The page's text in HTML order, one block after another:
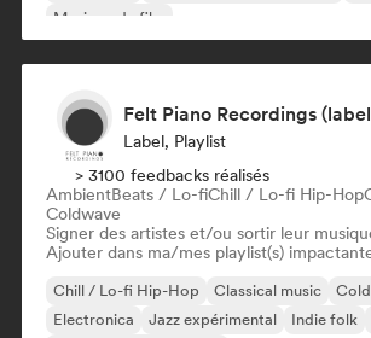
Musique de film
Felt Piano Recordings
Label, Playlist
> 3100 feedbacks réalisés
AmbientBeats / Lo-fiChill / Lo-fi Hip-Hop
Coldwave
Signer des artistes et/ou sortir leur
Ajouter dans ma/mes playlist(s)
Chill / Lo-fi Hip-Hop Classical music
Electronica
Jazz expérimental Indie folk